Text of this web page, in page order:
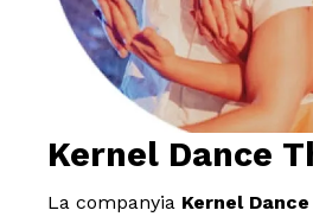
Diapositiva 1 de 1
Kernel Dance
La companyia Kernel